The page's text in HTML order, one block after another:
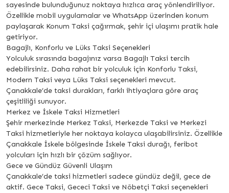
sayesinde bulunduğunuz noktaya hızlıca araç yönlendiriliyor.
Özellikle mobil uygulamalar ve WhatsApp üzerinden konum
paylaşarak Konum Taksi çağırmak, şehir içi ulaşımı pratik hale
getiriyor.
Bagajlı, Konforlu ve Lüks Taksi Seçenekleri
Yolculuk sırasında bagajınız varsa Bagajlı Taksi tercih
edebilirsiniz. Daha rahat bir yolculuk için Konforlu Taksi,
Modern Taksi veya Lüks Taksi seçenekleri mevcut.
Çanakkale’de taksi durakları, farklı ihtiyaçlara göre araç
çeşitliliği sunuyor.
Merkez ve İskele Taksi Hizmetleri
Şehir merkezinde Merkez Taksi, Merkezde Taksi ve Merkezi
Taksi hizmetleriyle her noktaya kolayca ulaşabilirsiniz. Özellikle
Çanakkale İskele bölgesinde İskele Taksi durağı, feribot
yolcuları için hızlı bir çözüm sağlıyor.
Gece ve Gündüz Güvenli Ulaşım
Çanakkale’de taksi hizmetleri sadece gündüz değil, gece de
aktif. Gece Taksi, Gececi Taksi ve Nöbetçi Taksi seçenekleri